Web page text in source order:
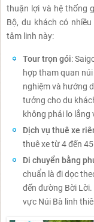
thuận lợi và hệ thống
Bộ, du khách có
tâm linh này:
Tour trọn gói:
hợp tham quan
nghiệm và hướng
tưởng cho du
không phải lo lắng
Dịch vụ thuê xe
thuê xe từ 4 đến
Di chuyển bằng
chuẩn là đi dọc
đến đường Bời
vực Núi Bà linh